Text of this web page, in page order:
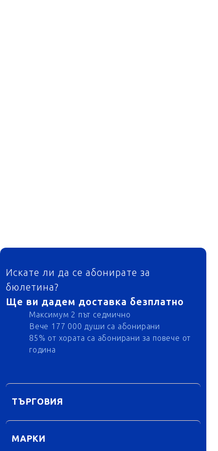
ФУТЕР
Искате ли да се абонирате за
бюлетина?
Ще ви дадем доставка безплатно
Максимум 2 път седмично
Вече 177 000 души са абонирани
85% от хората са абонирани за повече от
година
ТЪРГОВИЯ
МАРКИ